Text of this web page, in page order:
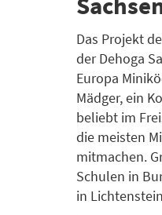
Das Projekt
der Dehoga
Europa
Mädger, ein
beliebt im
die meisten
mitmachen.
Schulen in
in